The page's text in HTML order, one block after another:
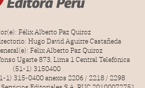
Félix Alberto Paz Quiroz
Hugo David Aguirre Castañeda
Félix Alberto Paz Quiroz
Ugarte 873, Lima 1 Central Telefónica
(51-1) 3150400
1) 315-0400 anexos 2206 / 2218 / 2298